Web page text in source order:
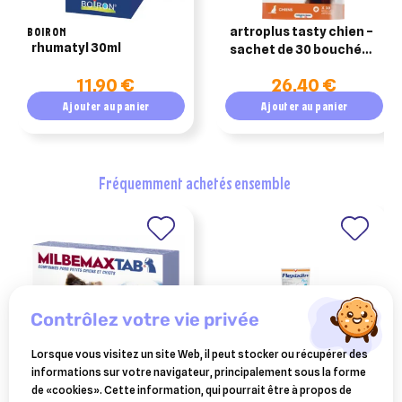
BOIRON
rhumatyl 30ml
11,90 €
Ajouter au panier
artroplus tasty chien –
sachet de 30 bouchées
26,40 €
Ajouter au panier
fréquemment achetés ensemble
ELANCO ANIMAL
milbemax tab chiots de 0,5
VÉTOQUINOL
flexadin plus maxi chien
contrôlez votre vie privée
Lorsque vous visitez un site Web, il peut stocker ou récupérer des
informations sur votre navigateur, principalement sous la forme
de «cookies». Cette information, qui pourrait être à propos de